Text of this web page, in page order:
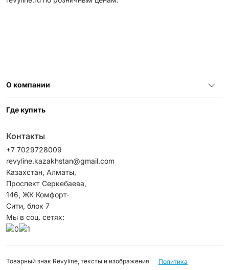
О компании
Где купить
Контакты
+7 7029728009
revyline.kazakhstan@gmail.com
Казахстан, Алматы,
Проспект Серкебаева,
146, ЖК Комфорт-
Сити, блок 7
Мы в соц. сетях:
Товарный знак Revyline, тексты и изображения
Политика